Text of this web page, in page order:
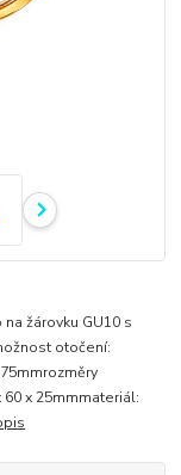
žárovku GU10 s
otočení:
x 25mmmateriál: